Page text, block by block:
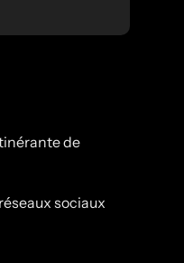
de
sociaux